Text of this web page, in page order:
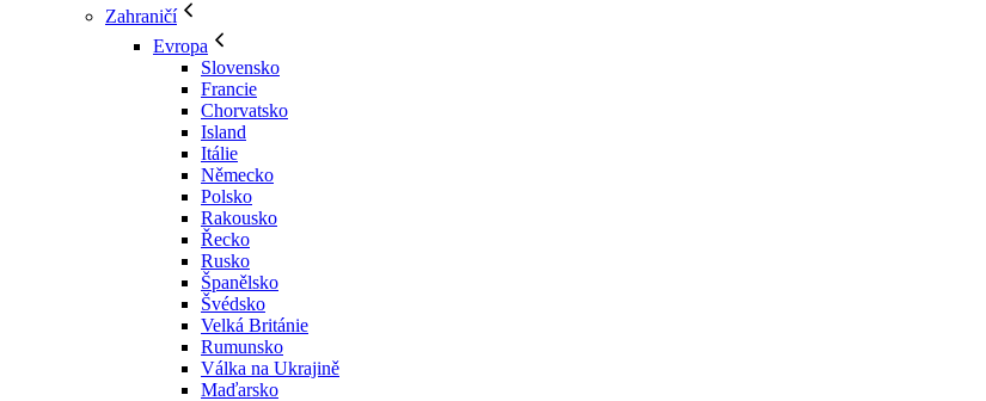
Zahraničí
Evropa
Slovensko
Francie
Chorvatsko
Island
Itálie
Německo
Polsko
Rakousko
Řecko
Rusko
Španělsko
Švédsko
Velká Británie
Rumunsko
Válka na Ukrajině
Maďarsko